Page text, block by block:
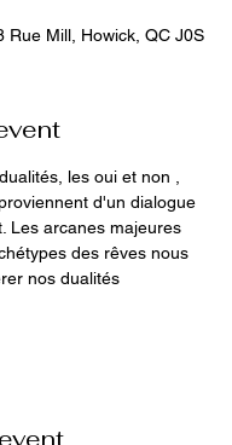
Rue Mill, Howick, QC J0S
d'un dialogue
Les arcanes majeures
des rêves nous
nos dualités